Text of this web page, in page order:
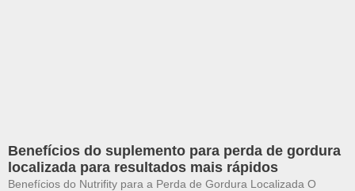
Benefícios do suplemento para perda de gordura
localizada para resultados mais rápidos
Benefícios do Nutrifity para a Perda de Gordura Localizada O